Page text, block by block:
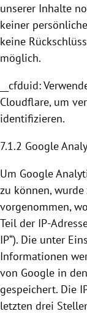
unserer Inhalte
keiner
keine
möglich.
__cfduid:
Cloudflare, um
identifizieren.
7.1.2 Google
Um Google
zu können,
vorgenommen,
Teil der IP-
IP“). Die unter
Informationen
von Google in den
gespeichert. Die
letzten drei